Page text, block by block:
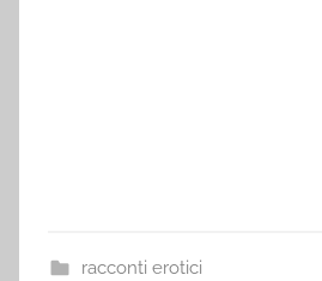
racconti erotici